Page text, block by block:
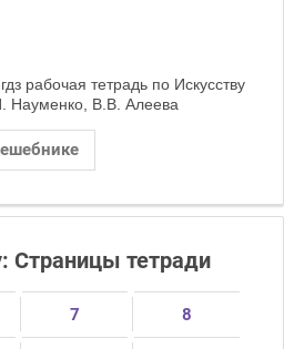
рабочая тетрадь по Искусству
Науменко, В.В. Алеева
Страницы тетради
7 8